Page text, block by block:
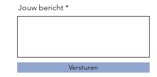
Jouw bericht
Versturen